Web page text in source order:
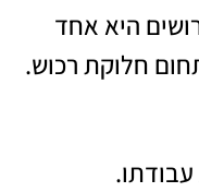
היא אחד
חלוקת רכוש.